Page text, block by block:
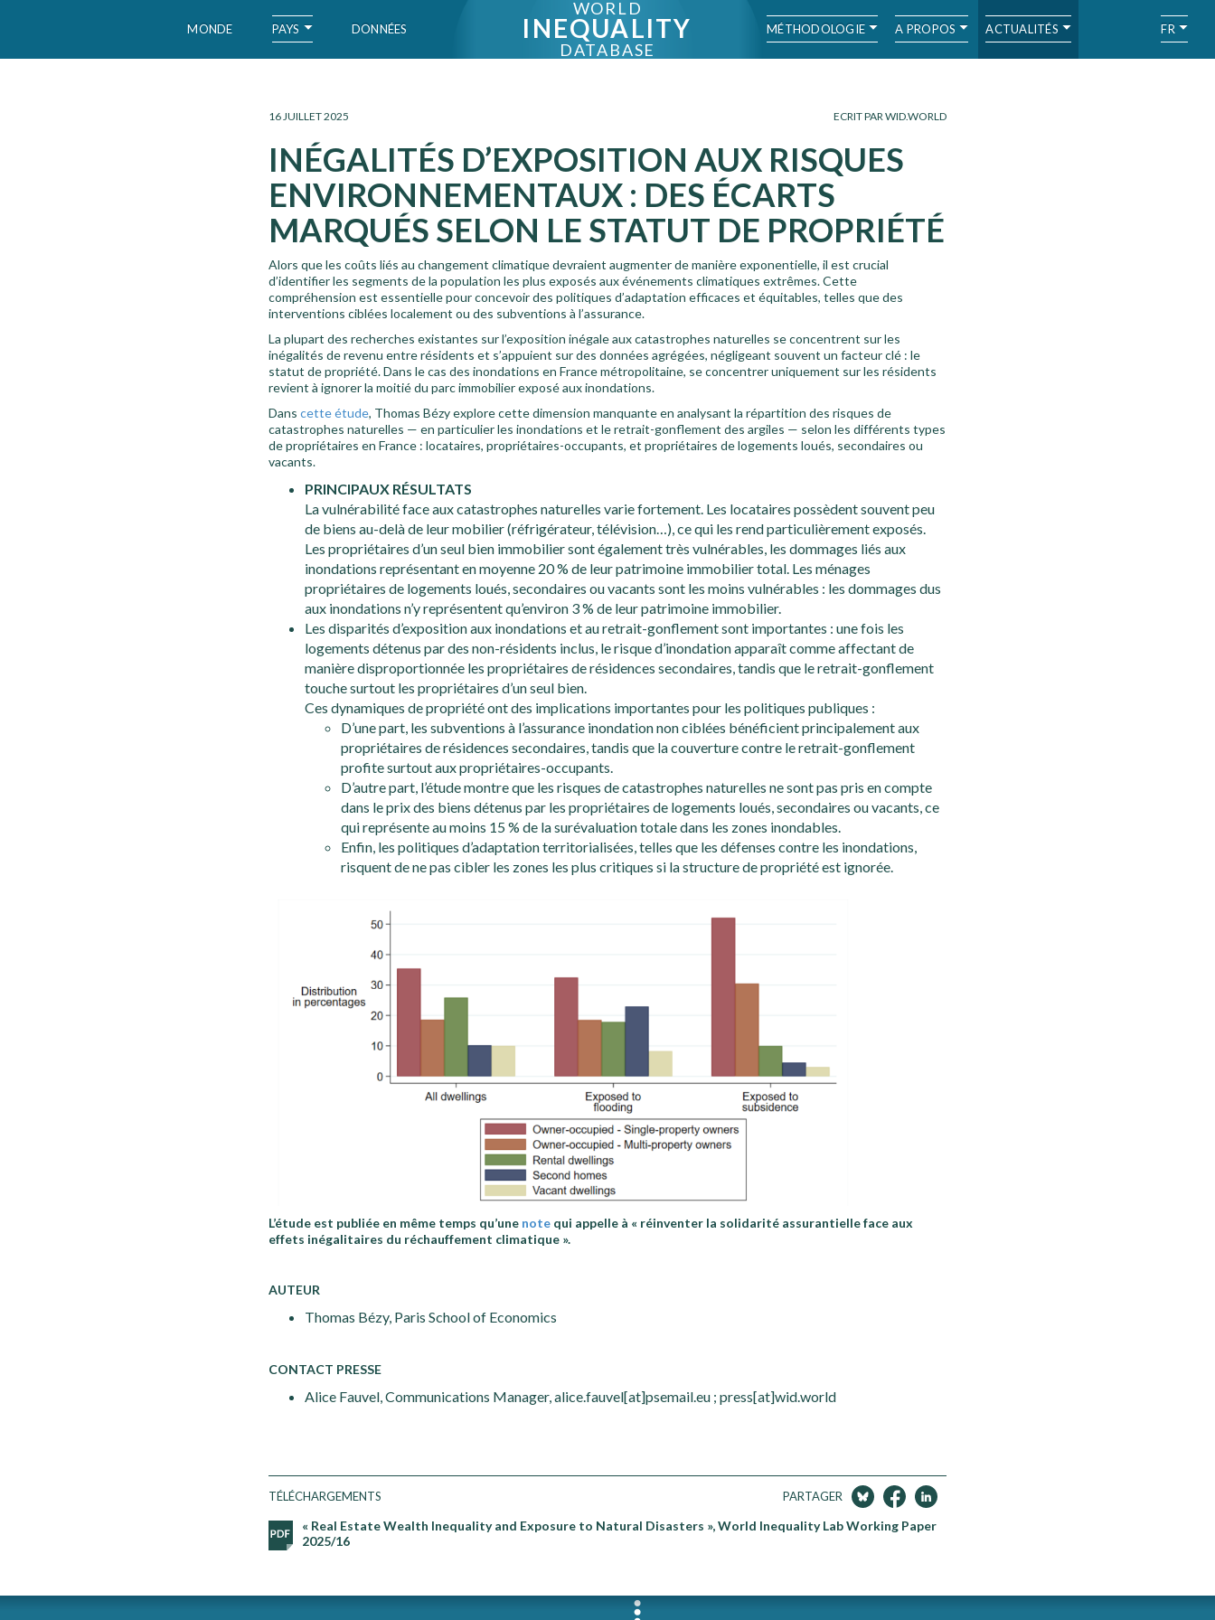
MONDE PAYS DONNÉES
WORLD
INEQUALITY
DATABASE
MÉTHODOLOGIE A PROPOS ACTUALITÉS FR
16 JUILLET 2025 ECRIT PAR WID.WORLD
INÉGALITÉS D’EXPOSITION AUX RISQUES
ENVIRONNEMENTAUX : DES ÉCARTS
MARQUÉS SELON LE STATUT DE PROPRIÉTÉ
Alors que les coûts liés au changement climatique devraient augmenter de manière exponentielle, il est crucial
d’identifier les segments de la population les plus exposés aux événements climatiques extrêmes. Cette
compréhension est essentielle pour concevoir des politiques d’adaptation efficaces et équitables, telles que des
interventions ciblées localement ou des subventions à l’assurance.
La plupart des recherches existantes sur l’exposition inégale aux catastrophes naturelles se concentrent sur les
inégalités de revenu entre résidents et s’appuient sur des données agrégées, négligeant souvent un facteur clé : le
statut de propriété. Dans le cas des inondations en France métropolitaine, se concentrer uniquement sur les résidents
revient à ignorer la moitié du parc immobilier exposé aux inondations.
Dans cette étude, Thomas Bézy explore cette dimension manquante en analysant la répartition des risques de
catastrophes naturelles — en particulier les inondations et le retrait-gonflement des argiles — selon les différents types
de propriétaires en France : locataires, propriétaires-occupants, et propriétaires de logements loués, secondaires ou
vacants.
PRINCIPAUX RÉSULTATS
La vulnérabilité face aux catastrophes naturelles varie fortement. Les locataires possèdent souvent peu
de biens au-delà de leur mobilier (réfrigérateur, télévision…), ce qui les rend particulièrement exposés.
Les propriétaires d’un seul bien immobilier sont également très vulnérables, les dommages liés aux
inondations représentant en moyenne 20 % de leur patrimoine immobilier total. Les ménages
propriétaires de logements loués, secondaires ou vacants sont les moins vulnérables : les dommages dus
aux inondations n’y représentent qu’environ 3 % de leur patrimoine immobilier.
Les disparités d’exposition aux inondations et au retrait-gonflement sont importantes : une fois les
logements détenus par des non-résidents inclus, le risque d’inondation apparaît comme affectant de
manière disproportionnée les propriétaires de résidences secondaires, tandis que le retrait-gonflement
touche surtout les propriétaires d’un seul bien.
Ces dynamiques de propriété ont des implications importantes pour les politiques publiques :
D’une part, les subventions à l’assurance inondation non ciblées bénéficient principalement aux
propriétaires de résidences secondaires, tandis que la couverture contre le retrait-gonflement
profite surtout aux propriétaires-occupants.
D’autre part, l’étude montre que les risques de catastrophes naturelles ne sont pas pris en compte
dans le prix des biens détenus par les propriétaires de logements loués, secondaires ou vacants, ce
qui représente au moins 15 % de la surévaluation totale dans les zones inondables.
Enfin, les politiques d’adaptation territorialisées, telles que les défenses contre les inondations,
risquent de ne pas cibler les zones les plus critiques si la structure de propriété est ignorée.
L’étude est publiée en même temps qu’une note qui appelle à « réinventer la solidarité assurantielle face aux
effets inégalitaires du réchauffement climatique ».
AUTEUR
Thomas Bézy, Paris School of Economics
CONTACT PRESSE
Alice Fauvel, Communications Manager, alice.fauvel[at]psemail.eu ; press[at]wid.world
TÉLÉCHARGEMENTS PARTAGER
« Real Estate Wealth Inequality and Exposure to Natural Disasters », World Inequality Lab Working Paper
2025/16